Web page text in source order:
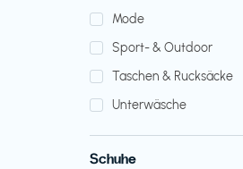
Mode
Sport- & Outdoor
Taschen & Rucksäcke
Unterwäsche
Schuhe